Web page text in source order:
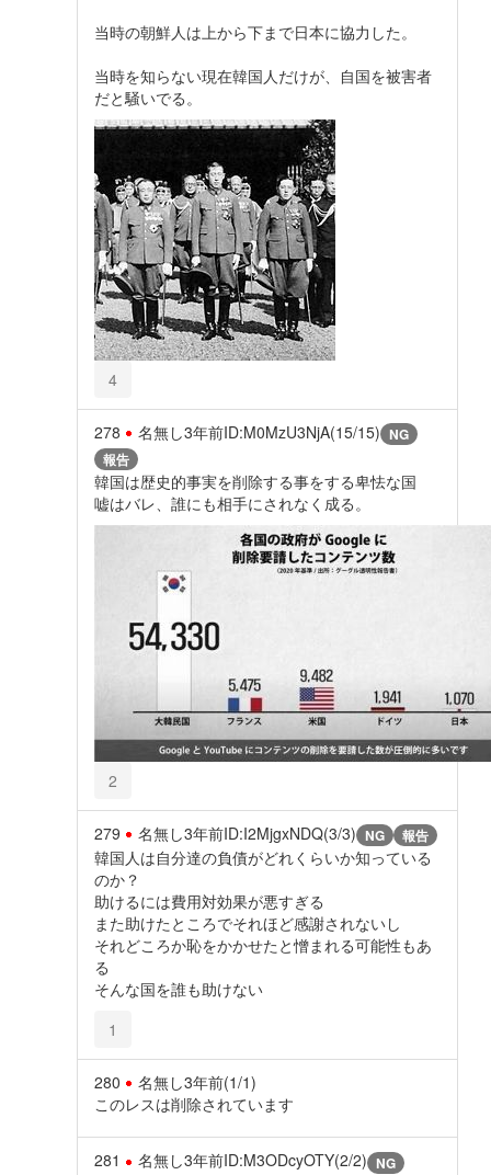
当時の朝鮮人は上から下まで日本に協力した。
当時を知らない現在韓国人だけが、自国を被害者
だと騒いでる。
4
278 名無し3年前ID:M0MzU3NjA(15/15) NG
報告
韓国は歴史的事実を削除する事をする卑怯な国
嘘はバレ、誰にも相手にされなく成る。
2
279 名無し3年前ID:I2MjgxNDQ(3/3) NG 報告
韓国人は自分達の負債がどれくらいか知っている
のか？
助けるには費用対効果が悪すぎる
また助けたところでそれほど感謝されないし
それどころか恥をかかせたと憎まれる可能性もあ
る
そんな国を誰も助けない
1
280 名無し3年前(1/1)
このレスは削除されています
281 名無し3年前ID:M3ODcyOTY(2/2) NG